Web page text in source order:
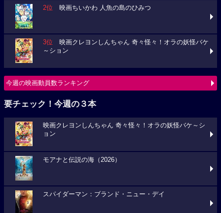
2位 映画ちいかわ 人魚の島のひみつ
3位 映画クレヨンしんちゃん 奇々怪々！オラの妖怪バケ
～ション
今週の映画動員数ランキング
要チェック！今週の３本
映画クレヨンしんちゃん 奇々怪々！オラの妖怪バケ～シ
ョン
モアナと伝説の海（2026）
スパイダーマン：ブランド・ニュー・デイ